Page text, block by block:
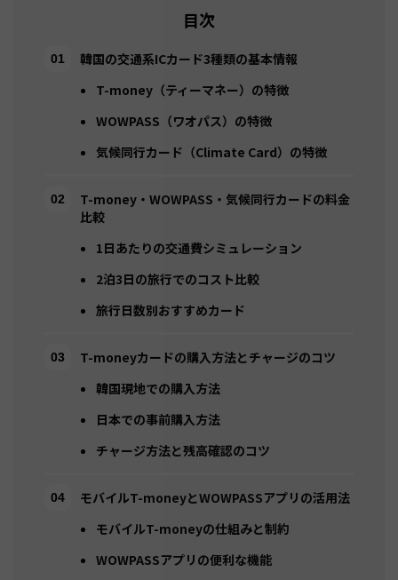
目次
韓国の交通系ICカード3種類の基本情報
T-money（ティーマネー）の特徴
WOWPASS（ワオパス）の特徴
気候同行カード（Climate Card）の特徴
T-money・WOWPASS・気候同行カードの料金
比較
1日あたりの交通費シミュレーション
2泊3日の旅行でのコスト比較
旅行日数別おすすめカード
T-moneyカードの購入方法とチャージのコツ
韓国現地での購入方法
日本での事前購入方法
チャージ方法と残高確認のコツ
モバイルT-moneyとWOWPASSアプリの活用法
モバイルT-moneyの仕組みと制約
WOWPASSアプリの便利な機能